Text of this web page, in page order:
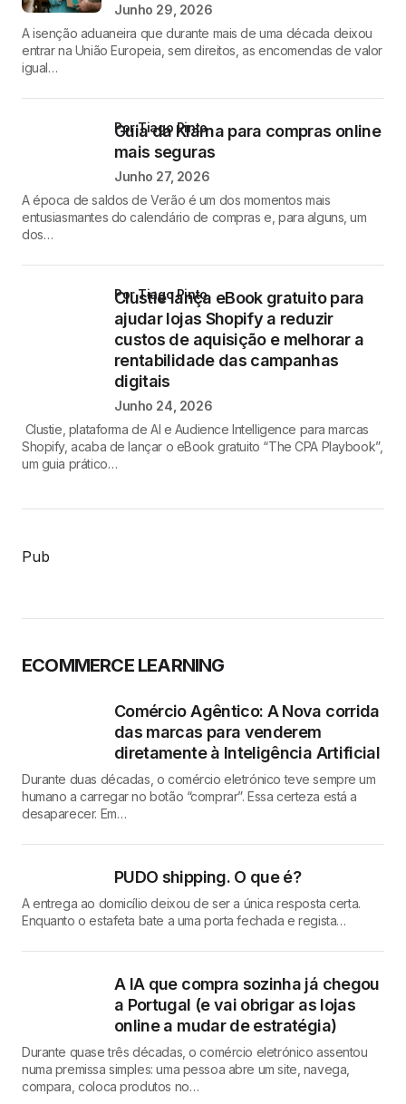
Junho 29, 2026
A isenção aduaneira que durante mais de uma década deixou
entrar na União Europeia, sem direitos, as encomendas de valor
igual…
Guia da Klarna para compras online
mais seguras
por Tiago Pinto
Junho 27, 2026
A época de saldos de Verão é um dos momentos mais
entusiasmantes do calendário de compras e, para alguns, um
dos…
Clustie lança eBook gratuito para
ajudar lojas Shopify a reduzir
custos de aquisição e melhorar a
rentabilidade das campanhas
digitais
por Tiago Pinto
Junho 24, 2026
Clustie, plataforma de AI e Audience Intelligence para marcas
Shopify, acaba de lançar o eBook gratuito “The CPA Playbook”,
um guia prático…
Pub
ECOMMERCE LEARNING
Comércio Agêntico: A Nova corrida
das marcas para venderem
diretamente à Inteligência Artificial
Durante duas décadas, o comércio eletrónico teve sempre um
humano a carregar no botão “comprar”. Essa certeza está a
desaparecer. Em…
PUDO shipping. O que é?
A entrega ao domicílio deixou de ser a única resposta certa.
Enquanto o estafeta bate a uma porta fechada e regista…
A IA que compra sozinha já chegou
a Portugal (e vai obrigar as lojas
online a mudar de estratégia)
Durante quase três décadas, o comércio eletrónico assentou
numa premissa simples: uma pessoa abre um site, navega,
compara, coloca produtos no…